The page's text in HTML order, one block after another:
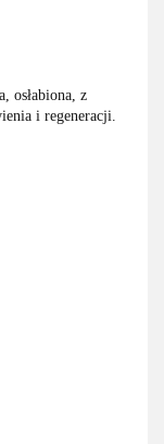
osłabiona, z
i regeneracji.